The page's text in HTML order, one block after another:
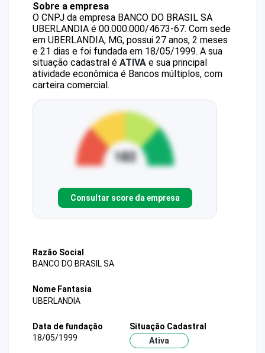
Sobre a empresa
O CNPJ da empresa BANCO DO BRASIL SA
UBERLANDIA é 00.000.000/4673-67. Com sede
em UBERLANDIA, MG, possui 27 anos, 2 meses
e 21 dias e foi fundada em 18/05/1999. A sua
situação cadastral é ATIVA e sua principal
atividade econômica é Bancos múltiplos, com
carteira comercial.
Consultar score da empresa
Razão Social
BANCO DO BRASIL SA
Nome Fantasia
UBERLANDIA
Data de fundação
18/05/1999
Situação Cadastral
Ativa